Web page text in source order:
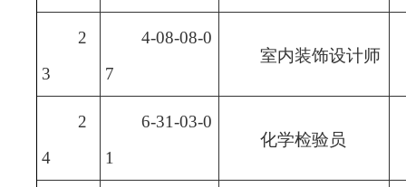
2
3
4-08-08-0
7
室内装饰设计师
2
4
6-31-03-0
1
化学检验员